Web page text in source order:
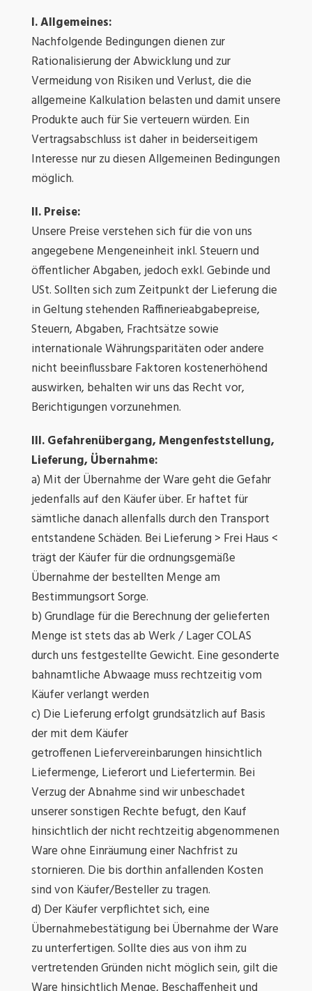
I. Allgemeines:
Nachfolgende Bedingungen dienen zur
Rationalisierung der Abwicklung und zur
Vermeidung von Risiken und Verlust, die die
allgemeine Kalkulation belasten und damit unsere
Produkte auch für Sie verteuern würden. Ein
Vertragsabschluss ist daher in beiderseitigem
Interesse nur zu diesen Allgemeinen Bedingungen
möglich.
II. Preise:
Unsere Preise verstehen sich für die von uns
angegebene Mengeneinheit inkl. Steuern und
öffentlicher Abgaben, jedoch exkl. Gebinde und
USt. Sollten sich zum Zeitpunkt der Lieferung die
in Geltung stehenden Raffinerieabgabepreise,
Steuern, Abgaben, Frachtsätze sowie
internationale Währungsparitäten oder andere
nicht beeinflussbare Faktoren kostenerhöhend
auswirken, behalten wir uns das Recht vor,
Berichtigungen vorzunehmen.
III. Gefahrenübergang, Mengenfeststellung,
Lieferung, Übernahme:
a) Mit der Übernahme der Ware geht die Gefahr
jedenfalls auf den Käufer über. Er haftet für
sämtliche danach allenfalls durch den Transport
entstandene Schäden. Bei Lieferung > Frei Haus <
trägt der Käufer für die ordnungsgemäße
Übernahme der bestellten Menge am
Bestimmungsort Sorge.
b) Grundlage für die Berechnung der gelieferten
Menge ist stets das ab Werk / Lager COLAS
durch uns festgestellte Gewicht. Eine gesonderte
bahnamtliche Abwaage muss rechtzeitig vom
Käufer verlangt werden
c) Die Lieferung erfolgt grundsätzlich auf Basis
der mit dem Käufer
getroffenen Liefervereinbarungen hinsichtlich
Liefermenge, Lieferort und Liefertermin. Bei
Verzug der Abnahme sind wir unbeschadet
unserer sonstigen Rechte befugt, den Kauf
hinsichtlich der nicht rechtzeitig abgenommenen
Ware ohne Einräumung einer Nachfrist zu
stornieren. Die bis dorthin anfallenden Kosten
sind von Käufer/Besteller zu tragen.
d) Der Käufer verpflichtet sich, eine
Übernahmebestätigung bei Übernahme der Ware
zu unterfertigen. Sollte dies aus von ihm zu
vertretenden Gründen nicht möglich sein, gilt die